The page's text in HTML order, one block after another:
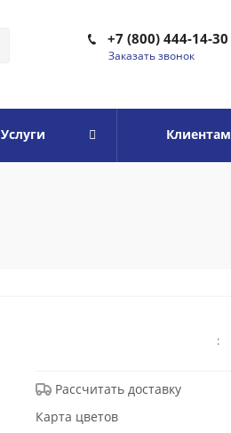
+7 (800) 444-14-30
Заказать звонок
Услуги Клиентам
:
Рассчитать доставку
Карта цветов